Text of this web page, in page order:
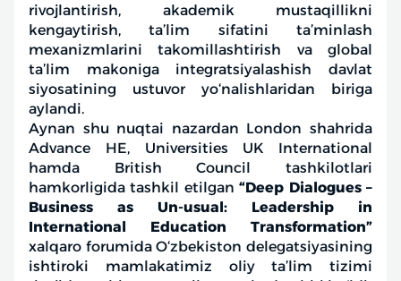
rivojlantirish, akademik mustaqillikni
kengaytirish, ta’lim sifatini ta’minlash
mexanizmlarini takomillashtirish va global
ta’lim makoniga integratsiyalashish davlat
siyosatining ustuvor yo‘nalishlaridan biriga
aylandi.
Aynan shu nuqtai nazardan London shahrida
Advance HE, Universities UK International
hamda British Council tashkilotlari
hamkorligida tashkil etilgan“Deep Dialogues –
Business as Un-usual: Leadership in
International Education Transformation”
xalqaro forumida O‘zbekiston delegatsiyasining
ishtiroki mamlakatimiz oliy ta’lim tizimi